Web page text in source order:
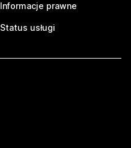
Informacje prawne
Status usługi